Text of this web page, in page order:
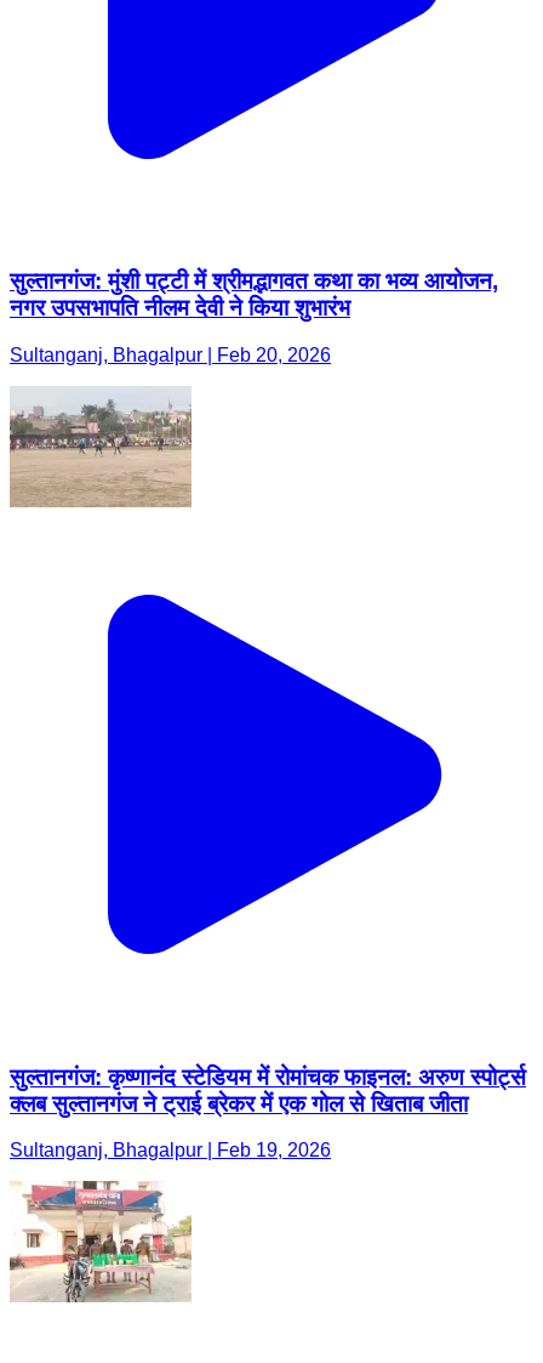
सुल्तानगंज: मुंशी पट्टी में श्रीमद्भागवत कथा का भव्य आयोजन,
नगर उपसभापति नीलम देवी ने किया शुभारंभ
Sultanganj, Bhagalpur | Feb 20, 2026
सुल्तानगंज: कृष्णानंद स्टेडियम में रोमांचक फाइनल: अरुण स्पोर्ट्स
क्लब सुल्तानगंज ने ट्राई ब्रेकर में एक गोल से खिताब जीता
Sultanganj, Bhagalpur | Feb 19, 2026